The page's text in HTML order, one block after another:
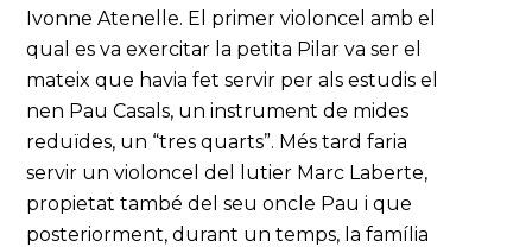
Ivonne Atenelle. El primer violoncel amb el
qual es va exercitar la petita Pilar va ser el
mateix que havia fet servir per als estudis el
nen Pau Casals, un instrument de mides
reduïdes, un “tres quarts”. Més tard faria
servir un violoncel del lutier Marc Laberte,
propietat també del seu oncle Pau i que
posteriorment, durant un temps, la família